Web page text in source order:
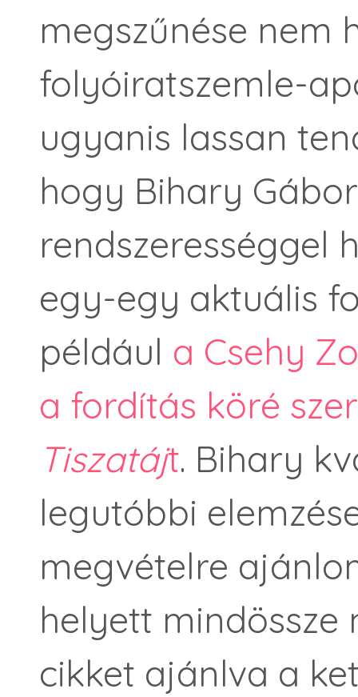
megszűnése nem
folyóiratszemle-
ugyanis lassan
hogy Bihary
rendszerességgel
egy-egy aktuális
például a Csehy
a fordítás köré
Tiszatájt. Bihary
legutóbbi
megvételre
helyett mindössze
cikket ajánlva a